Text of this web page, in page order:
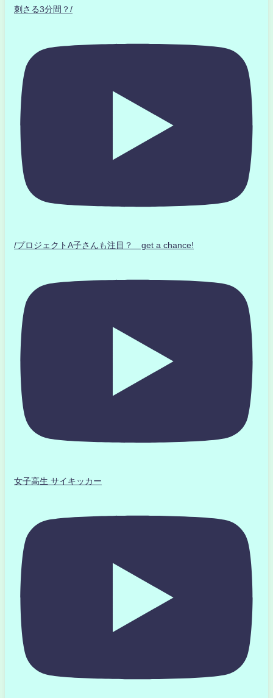
刺さる3分間？/
/プロジェクトA子さんも注目？ get a chance!
女子高生 サイキッカー